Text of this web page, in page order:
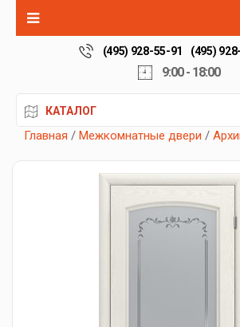
(495) 928-55-91 (495)
9:00 - 18:00
КАТАЛОГ
Главная / Межкомнатные двери /